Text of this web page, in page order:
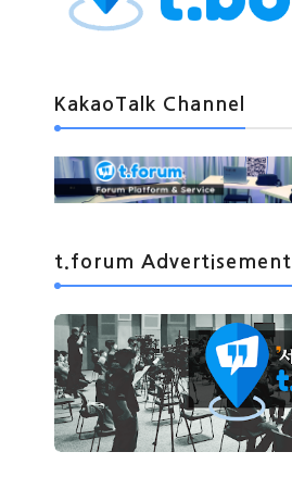
KakaoTalk Channel
t.forum Advertisement